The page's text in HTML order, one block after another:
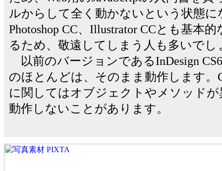
ルからして全く動かないという状態
Photoshop CC、Illustrator CCとも基本
るため、敬遠してしまう人も多いでし
以前のバージョンであるInDesign
のほとんどは、そのまま動作します。
に関してはオブジェクトやメソッド
動作しないことがあります。